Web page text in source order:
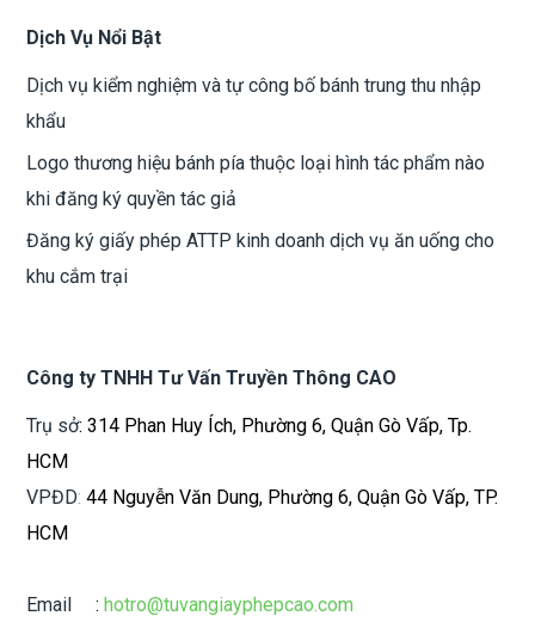
Dịch Vụ Nổi Bật
Dịch vụ kiểm nghiệm và tự công bố bánh trung thu nhập
khẩu
Logo thương hiệu bánh pía thuộc loại hình tác phẩm nào
khi đăng ký quyền tác giả
Đăng ký giấy phép ATTP kinh doanh dịch vụ ăn uống cho
khu cắm trại
Công ty TNHH Tư Vấn Truyền Thông CAO
Trụ sở: 314 Phan Huy Ích, Phường 6, Quận Gò Vấp, Tp.
HCM
VPĐD:44 Nguyễn Văn Dung, Phường 6, Quận Gò Vấp, TP.
HCM
Email:hotro@tuvangiayphepcao.com